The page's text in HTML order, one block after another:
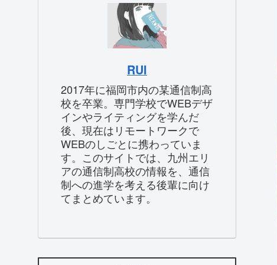
RUI
2017年に福岡市内の某通信制高
校を卒業。専門学校でWEBデザ
インやライティングを学んだ
後、現在はリモートワークで
WEBのしごとに携わっていま
す。このサイトでは、九州エリ
アの通信制高校の情報を、通信
制への進学を考える後輩に向け
てまとめています。